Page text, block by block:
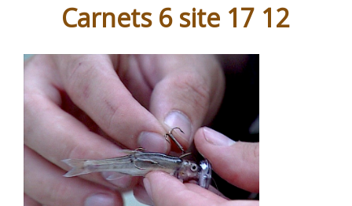
Carnets 6 site 17 12